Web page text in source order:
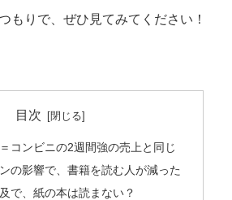
もりで、ぜひ見てみてください！
目次
コンビニの2週間強の売上と同じ
の影響で、書籍を読む人が減った
で、紙の本は読まない？